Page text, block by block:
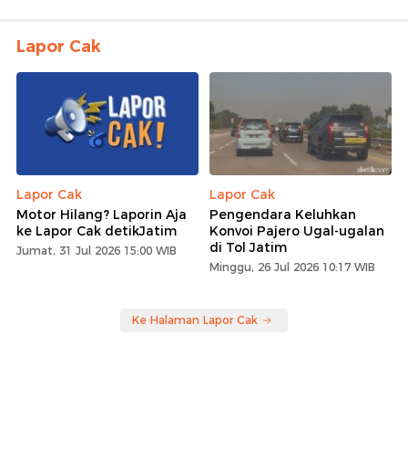
Lapor Cak
Lapor Cak
Motor Hilang? Laporin Aja
ke Lapor Cak detikJatim
Jumat, 31 Jul 2026 15:00 WIB
Lapor Cak
Pengendara Keluhkan
Konvoi Pajero Ugal-ugalan
di Tol Jatim
Minggu, 26 Jul 2026 10:17 WIB
Ke Halaman Lapor Cak